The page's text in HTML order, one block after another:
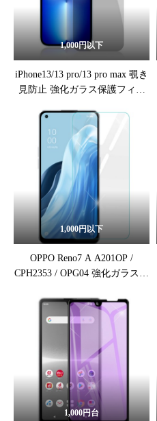
1,000円以下
iPhone13/13 pro/13 pro max 覗き
見防止 強化ガラス保護フィル
1,000円以下
OPPO Reno7 A A201OP /
CPH2353 / OPG04 強化ガラス保
1,000円台